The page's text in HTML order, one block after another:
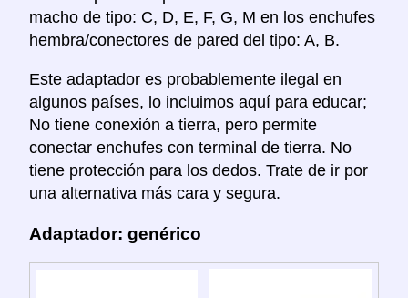
macho de tipo: C, D, E, F, G, M en los enchufes
hembra/conectores de pared del tipo: A, B.
Este adaptador es probablemente ilegal en
algunos países, lo incluimos aquí para educar;
No tiene conexión a tierra, pero permite
conectar enchufes con terminal de tierra. No
tiene protección para los dedos. Trate de ir por
una alternativa más cara y segura.
Adaptador: genérico